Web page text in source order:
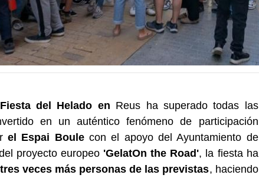
Fiesta del Helado en Reus ha superado todas las
en un auténtico fenómeno de participación
el Espai Boulecon el apoyo del Ayuntamiento de
proyecto europeo 'GelatOn the Road', la fiesta ha
veces más personas de las previstas, haciendo